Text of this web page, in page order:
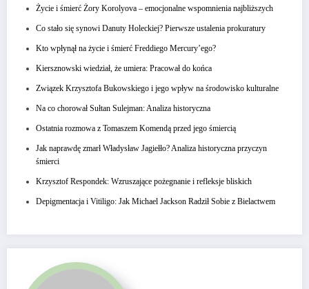
Życie i śmierć Żory Korolyova – emocjonalne wspomnienia najbliższych
Co stało się synowi Danuty Holeckiej? Pierwsze ustalenia prokuratury
Kto wpłynął na życie i śmierć Freddiego Mercury’ego?
Kiersznowski wiedział, że umiera: Pracował do końca
Związek Krzysztofa Bukowskiego i jego wpływ na środowisko kulturalne
Na co chorował Sułtan Sulejman: Analiza historyczna
Ostatnia rozmowa z Tomaszem Komendą przed jego śmiercią
Jak naprawdę zmarł Władysław Jagiełło? Analiza historyczna przyczyn
śmierci
Krzysztof Respondek: Wzruszające pożegnanie i refleksje bliskich
Depigmentacja i Vitiligo: Jak Michael Jackson Radził Sobie z Bielactwem